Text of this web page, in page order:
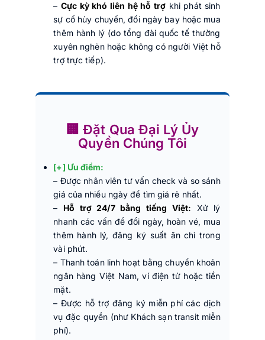
– Cực kỳ khó liên hệ hỗ trợ khi phát sinh
sự cố hủy chuyến, đổi ngày bay hoặc mua
thêm hành lý (do tổng đài quốc tế thường
xuyên nghẽn hoặc không có người Việt hỗ
trợ trực tiếp).
🏢 Đặt Qua Đại Lý Ủy
Quyền Chúng Tôi
[+] Ưu điểm:
– Được nhân viên tư vấn check và so sánh
giá của nhiều ngày để tìm giá rẻ nhất.
– Hỗ trợ 24/7 bằng tiếng Việt: Xử lý
nhanh các vấn đề đổi ngày, hoàn vé, mua
thêm hành lý, đăng ký suất ăn chỉ trong
vài phút.
– Thanh toán linh hoạt bằng chuyển khoản
ngân hàng Việt Nam, ví điện tử hoặc tiền
mặt.
– Được hỗ trợ đăng ký miễn phí các dịch
vụ đặc quyền (như Khách sạn transit miễn
phí).